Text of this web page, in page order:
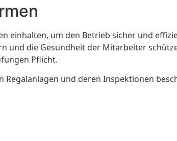
einhalten, um den Betrieb sicher und
die Gesundheit der Mitarbeiter
Pflicht.
und deren Inspektionen